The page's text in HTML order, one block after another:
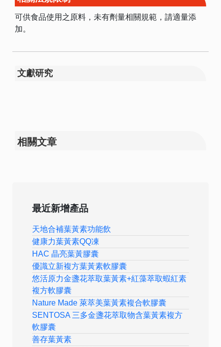
可供食品使用之原料，未有劑量相關規範，請適量添
加。
文獻研究
相關文章
最近新增產品
天地合補葉黃素功能飲
健康力葉黃素QQ凍
HAC 晶亮葉黃膠囊
優識立新複方葉黃素軟膠囊
悠活原力金盞花萃取葉黃素+紅藻萃取蝦紅素
複方軟膠囊
Nature Made 萊萃美葉黃素複合軟膠囊
SENTOSA 三多金盞花萃取物含葉黃素複方
軟膠囊
善存葉黃素